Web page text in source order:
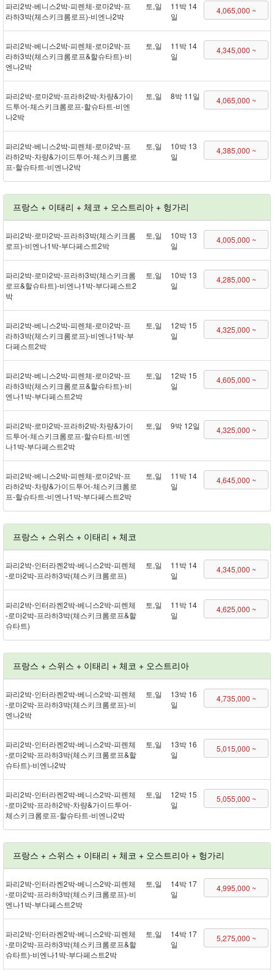
파리 2박 - 베니스 2박 - 피렌체 - 로마 2박 - 프
라하 3박(체스키크롬로프) - 비엔나 2박
토,일
11박 14
일
4,065,000 ~
파리 2박 - 베니스 2박 - 피렌체 - 로마 2박 - 프
라하 3박(체스키크롬로프&할슈타트) - 비
엔나 2박
토,일
11박 14
일
4,345,000 ~
파리 2박 - 로마 2박 - 프라하 2박 - 차량&가이
드투어 - 체스키크롬로프 - 할슈타트 - 비엔
나 2박
토,일 8박 11일 4,065,000 ~
파리 2박 - 베니스 2박 - 피렌체 - 로마 2박 - 프
라하 2박 - 차량&가이드투어 - 체스키크롬로
프 - 할슈타트 - 비엔나 2박
토,일
10박 13
일
4,385,000 ~
프랑스 + 이태리 + 체코 + 오스트리아 + 헝가리
파리 2박 - 로마 2박 - 프라하 3박(체스키크롬
로프) - 비엔나 1박 - 부다페스트 2박
토,일
10박 13
일
4,005,000 ~
파리 2박 - 로마 2박 - 프라하 3박(체스키크롬
로프&할슈타트) - 비엔나 1박 - 부다페스트 2
박
토,일
10박 13
일
4,285,000 ~
파리 2박 - 베니스 2박 - 피렌체 - 로마 2박 - 프
라하 3박(체스키크롬로프) - 비엔나 1박 - 부
다페스트 2박
토,일
12박 15
일
4,325,000 ~
파리 2박 - 베니스 2박 - 피렌체 - 로마 2박 - 프
라하 3박(체스키크롬로프&할슈타트) - 비
엔나 1박 - 부다페스트 2박
토,일
12박 15
일
4,605,000 ~
파리 2박 - 로마 2박 - 프라하 2박 - 차량&가이
드투어 - 체스키크롬로프 - 할슈타트 - 비엔
나 1박 - 부다페스트 2박
토,일 9박 12일 4,325,000 ~
파리 2박 - 베니스 2박 - 피렌체 - 로마 2박 - 프
라하 2박 - 차량&가이드투어 - 체스키크롬로
프 - 할슈타트 - 비엔나 1박 - 부다페스트 2박
토,일
11박 14
일
4,645,000 ~
프랑스 + 스위스 + 이태리 + 체코
파리 2박 - 인터라켄 2박 - 베니스 2박 - 피렌체
- 로마 2박 - 프라하 3박(체스키크롬로프)
토,일
11박 14
일
4,345,000 ~
파리 2박 - 인터라켄 2박 - 베니스 2박 - 피렌체
- 로마 2박 - 프라하 3박(체스키크롬로프&할
슈타트)
토,일
11박 14
일
4,625,000 ~
프랑스 + 스위스 + 이태리 + 체코 + 오스트리아
파리 2박 - 인터라켄 2박 - 베니스 2박 - 피렌체
- 로마 2박 - 프라하 3박(체스키크롬로프) - 비
엔나 2박
토,일
13박 16
일
4,735,000 ~
파리 2박 - 인터라켄 2박 - 베니스 2박 - 피렌체
- 로마 2박 - 프라하 3박(체스키크롬로프&할
슈타트) - 비엔나 2박
토,일
13박 16
일
5,015,000 ~
파리 2박 - 인터라켄 2박 - 베니스 2박 - 피렌체
- 로마 2박 - 프라하 2박 - 차량&가이드투어 -
체스키크롬로프 - 할슈타트 - 비엔나 2박
토,일
12박 15
일
5,055,000 ~
프랑스 + 스위스 + 이태리 + 체코 + 오스트리아 + 헝가리
파리 2박 - 인터라켄 2박 - 베니스 2박 - 피렌체
- 로마 2박 - 프라하 3박(체스키크롬로프) - 비
엔나 1박 - 부다페스트 2박
토,일
14박 17
일
4,995,000 ~
파리 2박 - 인터라켄 2박 - 베니스 2박 - 피렌체
- 로마 2박 - 프라하 3박(체스키크롬로프&할
슈타트) - 비엔나 1박 - 부다페스트 2박
토,일
14박 17
일
5,275,000 ~